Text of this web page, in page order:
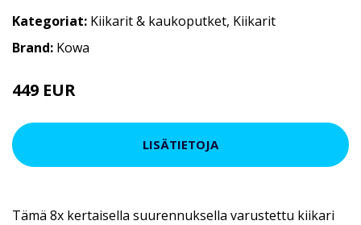
Kategoriat: Kiikarit & kaukoputket, Kiikarit
Brand: Kowa
449 EUR
LISÄTIETOJA
Tämä 8x kertaisella suurennuksella varustettu kiikari